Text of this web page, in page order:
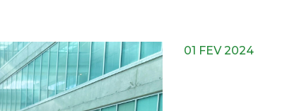
01 FEV 2024